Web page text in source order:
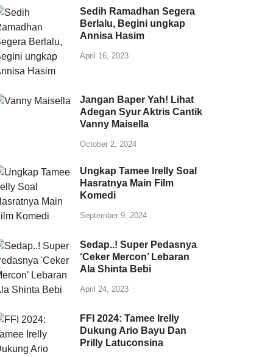
Sedih Ramadhan Segera
Berlalu, Begini ungkap
Annisa Hasim
April 16, 2023
Jangan Baper Yah! Lihat
Adegan Syur Aktris Cantik
Vanny Maisella
October 2, 2024
Ungkap Tamee Irelly Soal
Hasratnya Main Film
Komedi
September 9, 2024
Sedap..! Super Pedasnya
‘Ceker Mercon’ Lebaran
Ala Shinta Bebi
April 24, 2023
FFI 2024: Tamee Irelly
Dukung Ario Bayu Dan
Prilly Latuconsina